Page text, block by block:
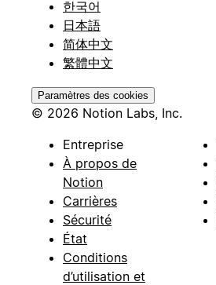
한국어
日本語
简体中文
繁體中文
Paramètres des cookies
© 2026 Notion Labs, Inc.
Entreprise
À propos de
Notion
Carrières
Sécurité
État
Conditions
d’utilisation et